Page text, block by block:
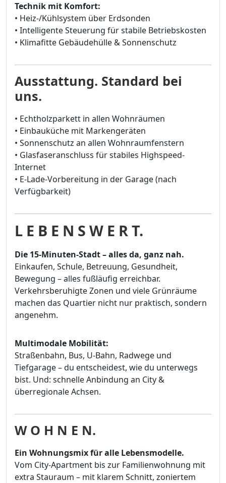
Technik mit Komfort:
• Heiz-/Kühlsystem über Erdsonden
• Intelligente Steuerung für stabile Betriebskosten
• Klimafitte Gebäudehülle & Sonnenschutz
Ausstattung. Standard bei
uns.
• Echtholzparkett in allen Wohnräumen
• Einbauküche mit Markengeräten
• Sonnenschutz an allen Wohnraumfenstern
• Glasfaseranschluss für stabiles Highspeed-
Internet
• E-Lade-Vorbereitung in der Garage (nach
Verfügbarkeit)
L E B E N S W E R T.
Die 15-Minuten-Stadt – alles da, ganz nah.
Einkaufen, Schule, Betreuung, Gesundheit,
Bewegung – alles fußläufig erreichbar.
Verkehrsberuhigte Zonen und viele Grünräume
machen das Quartier nicht nur praktisch, sondern
angenehm.
Multimodale Mobilität:
Straßenbahn, Bus, U-Bahn, Radwege und
Tiefgarage – du entscheidest, wie du unterwegs
bist. Und: schnelle Anbindung an City &
überregionale Achsen.
W O H N E N.
Ein Wohnungsmix für alle Lebensmodelle.
Vom City-Apartment bis zur Familienwohnung mit
extra Stauraum – mit klarem Schnitt, zoniertem